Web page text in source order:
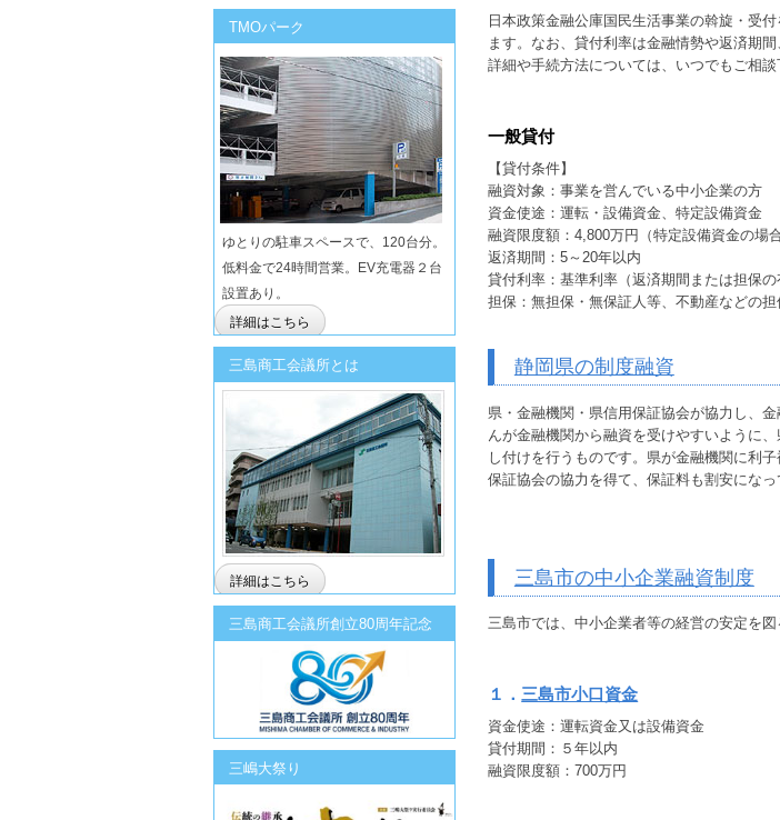
日本政策金融公庫国民生活事業の斡旋・受
ます。なお、貸付利率は金融情勢や返済期
詳細や手続方法については、いつでもご相談
一般貸付
【貸付条件】
融資対象：事業を営んでいる中小企業の方
資金使途：運転・設備資金、特定設備資金
融資限度額：4,800万円（特定設備資金の場
返済期間：5～20年以内
貸付利率：基準利率（返済期間または担保の
担保：無担保・無保証人等、不動産などの担
静岡県の制度融資
県・金融機関・県信用保証協会が協力し、
んが金融機関から融資を受けやすいように、
し付けを行う ものです。 県が金融機関に利子
保証協会の協力を得て、保証料も割安になっ
三島市の中小企業融資制度
三島市では、中小企業者等の経営の安定を
１．三島市小口資金
資金使途：運転資金又は設備資金
貸付期間：５年以内
融資限度額：700万円
TMOパーク
ゆとりの駐車スペースで、120台分。
低料金で24時間営業。EV充電器２台
設置あり。
詳細はこちら
三島商工会議所とは
詳細はこちら
三島商工会議所創立80周年記念
三嶋大祭り